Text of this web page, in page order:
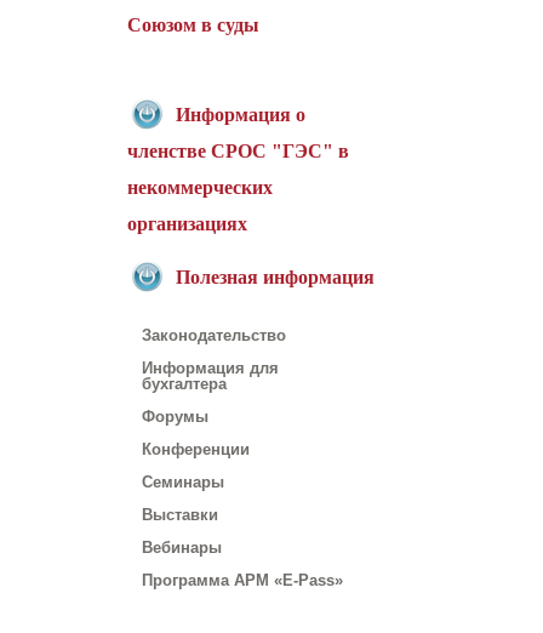
Союзом в суды
Информация о
членстве СРОС "ГЭС" в
некоммерческих
организациях
Полезная информация
Законодательство
Информация для
бухгалтера
Форумы
Конференции
Семинары
Выставки
Вебинары
Программа АРМ «E-Pass»